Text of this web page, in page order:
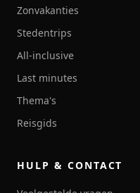
Zonvakanties
Stedentrips
All-inclusive
Last minutes
Thema's
Reisgids
HULP & CONTACT